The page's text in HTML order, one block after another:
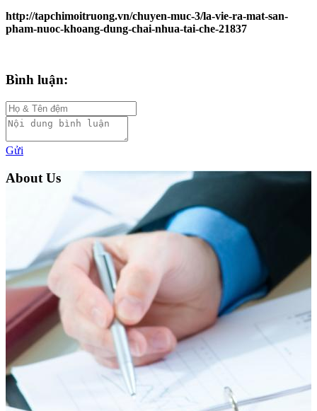
http://tapchimoitruong.vn/chuyen-muc-3/la-vie-ra-mat-san-
pham-nuoc-khoang-dung-chai-nhua-tai-che-21837
Bình luận:
Gửi
About Us